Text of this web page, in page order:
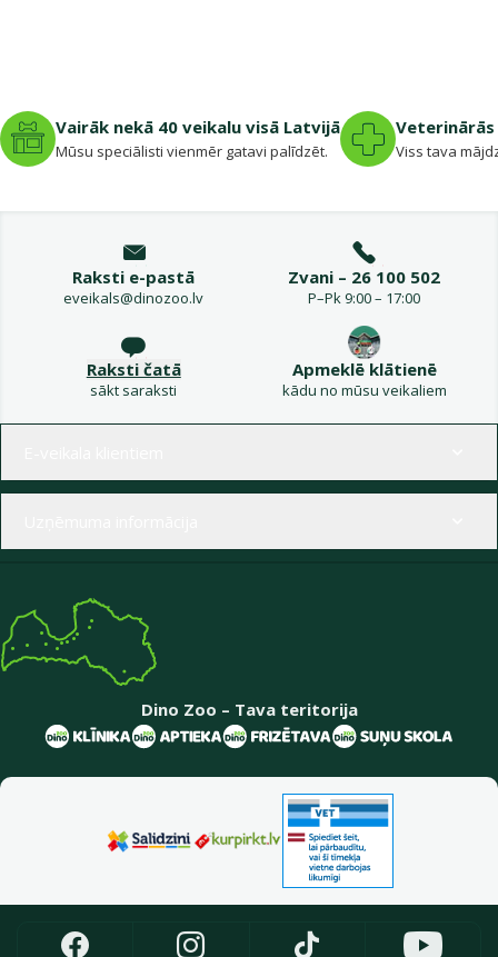
Vairāk nekā 40 veikalu visā Latvijā
Mūsu speciālisti vienmēr gatavi palīdzēt. Viss tava
Raksti e-pastā
eveikals@dinozoo.lv
Zvani – 26 100 502
P–Pk 9:00 – 17:00
Raksti čatā
sākt saraksti
Apmeklē klātienē
kādu no mūsu veikaliem
Dino Zoo – Tava teritorija